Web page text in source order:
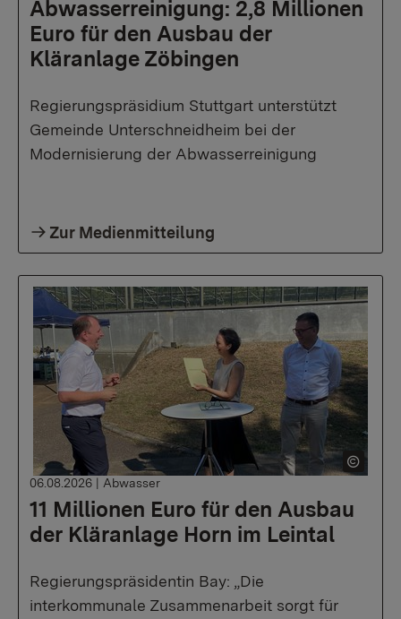
Abwasserreinigung: 2,8 Millionen
Euro für den Ausbau der
Kläranlage Zöbingen
Regierungspräsidium Stuttgart unterstützt
Gemeinde Unterschneidheim bei der
Modernisierung der Abwasserreinigung
Zur Medienmitteilung
11 Millionen Euro für den Ausbau
der Kläranlage Horn im Leintal
06.08.2026 | Abwasser
Regierungspräsidentin Bay: „Die
interkommunale Zusammenarbeit sorgt für